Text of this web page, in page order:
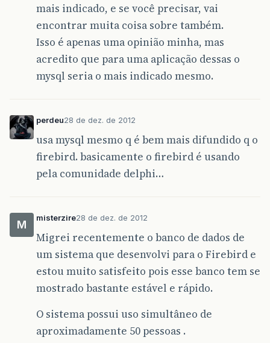
mais indicado, e se você precisar, vai
encontrar muita coisa sobre também.
Isso é apenas uma opinião minha, mas
acredito que para uma aplicação dessas o
mysql seria o mais indicado mesmo.
perdeu28 de dez. de 2012
usa mysql mesmo q é bem mais difundido q o
firebird. basicamente o firebird é usando
pela comunidade delphi…
M
misterzire28 de dez. de 2012
Migrei recentemente o banco de dados de
um sistema que desenvolvi para o Firebird e
estou muito satisfeito pois esse banco tem se
mostrado bastante estável e rápido.
O sistema possui uso simultâneo de
aproximadamente 50 pessoas .